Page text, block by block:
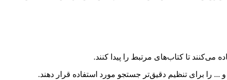
تا کتاب‌های مرتبط را پیدا کنند.
را برای تنظیم دقیق‌تر جستجو مورد استفاده قرار دهند.